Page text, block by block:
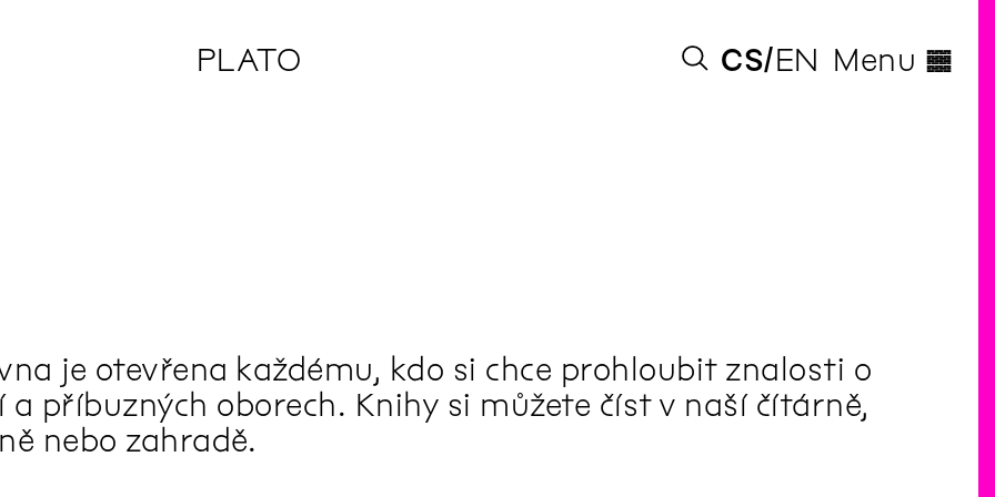
PLATO CS EN Menu ◊
je otevřena každému, kdo si chce prohloubit znalosti o
a příbuzných oborech. Knihy si můžete číst v naší čítárně,
nebo zahradě.